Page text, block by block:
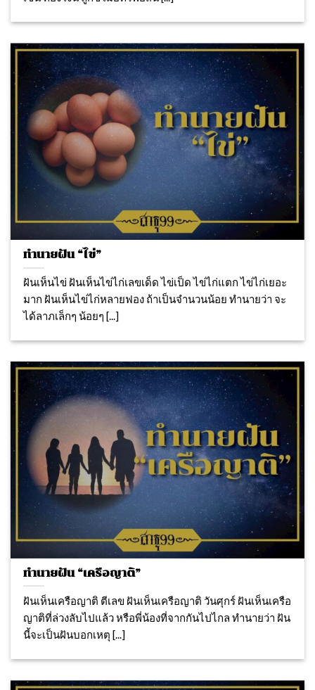
ทำนายฝัน “ไข่”
ฝันเห็นไข่ ฝันเห็นไข่ไก่เลขเด็ด ไข่เป็ด ไข่ไก่แตก ไข่ไก่เยอะ
มาก ฝันเห็นไข่ไก่หลายฟอง ถ้าเป็นจำนวนน้อย ทำนายว่า จะ
ได้ลาภเล็กๆ น้อยๆ [...]
ทำนายฝัน “เครือญาติ”
ฝันเห็นเครือญาติ ตีเลข ฝันเห็นเครือญาติ วันศุกร์ ฝันเห็นเครือ
ญาติที่ล่วงลับไปแล้ว หรือพี่น้องที่จากกันไปไกล ทำนายว่า ฝัน
นี้จะเป็นฝันบอกเหตุ [...]